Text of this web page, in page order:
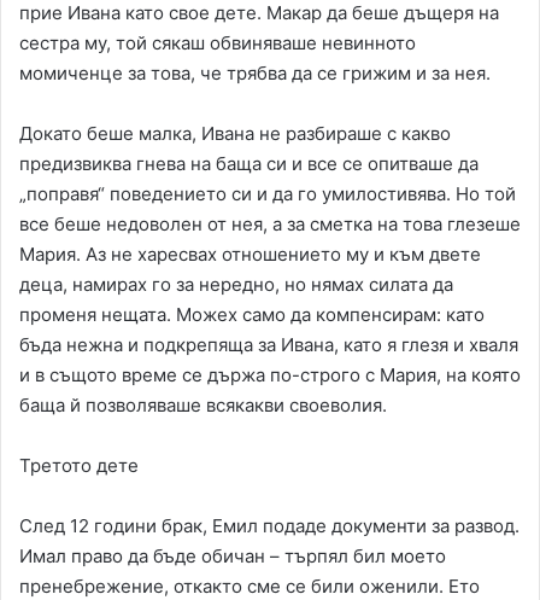
прие Ивана като свое дете. Макар да беше дъщеря на
сестра му, той сякаш обвиняваше невинното
момиченце за това, че трябва да се грижим и за нея.
Докато беше малка, Ивана не разбираше с какво
предизвиква гнева на баща си и все се опитваше да
„поправя“ поведението си и да го умилостивява. Но той
все беше недоволен от нея, а за сметка на това глезеше
Мария. Аз не харесвах отношението му и към двете
деца, намирах го за нередно, но нямах силата да
променя нещата. Можех само да компенсирам: като
бъда нежна и подкрепяща за Ивана, като я глезя и хваля
и в същото време се държа по-строго с Мария, на която
баща й позволяваше всякакви своеволия.
Третото дете
След 12 години брак, Емил подаде документи за развод.
Имал право да бъде обичан – търпял бил моето
пренебрежение, откакто сме се били оженили. Ето